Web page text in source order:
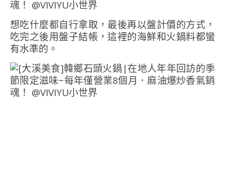
想吃什麼都自行拿取，最後再以盤計價的方式，
吃完之後用盤子結帳，這裡的海鮮和火鍋料都蠻
有水準的。